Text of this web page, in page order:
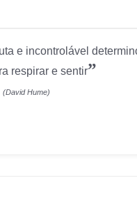
e incontrolável
respirar e sentir”
(David Hume)